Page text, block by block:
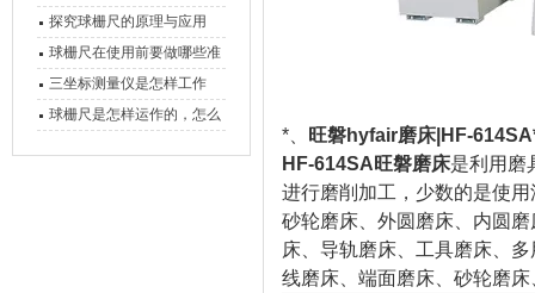
心能力
探究球栅尺的原理与应用
球栅尺在使用前要做哪些准
备工作？
三坐标测量仪是怎样工作
的，功能有什么优势？
球栅尺是怎样运作的，怎么
*、
旺磐hyfair磨床|HF-
HF-614SA 旺磐磨床是利用磨
进行磨削加工，少数的是使
砂轮磨床 、外圆磨床、内圆
床、导轨磨床、工具磨床、
线磨床、端面磨床、砂轮磨